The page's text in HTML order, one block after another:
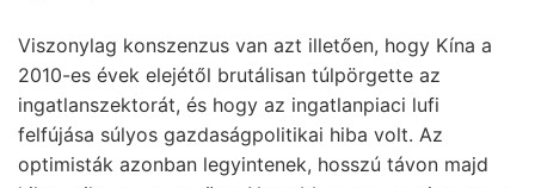
Viszonylag konszenzus van azt illetően, hogy Kína a
2010-es évek elejétől brutálisan túlpörgette az
ingatlanszektorát, és hogy az ingatlanpiaci lufi
felfújása súlyos gazdaságpolitikai hiba volt. Az
optimisták azonban legyintenek, hosszú távon majd